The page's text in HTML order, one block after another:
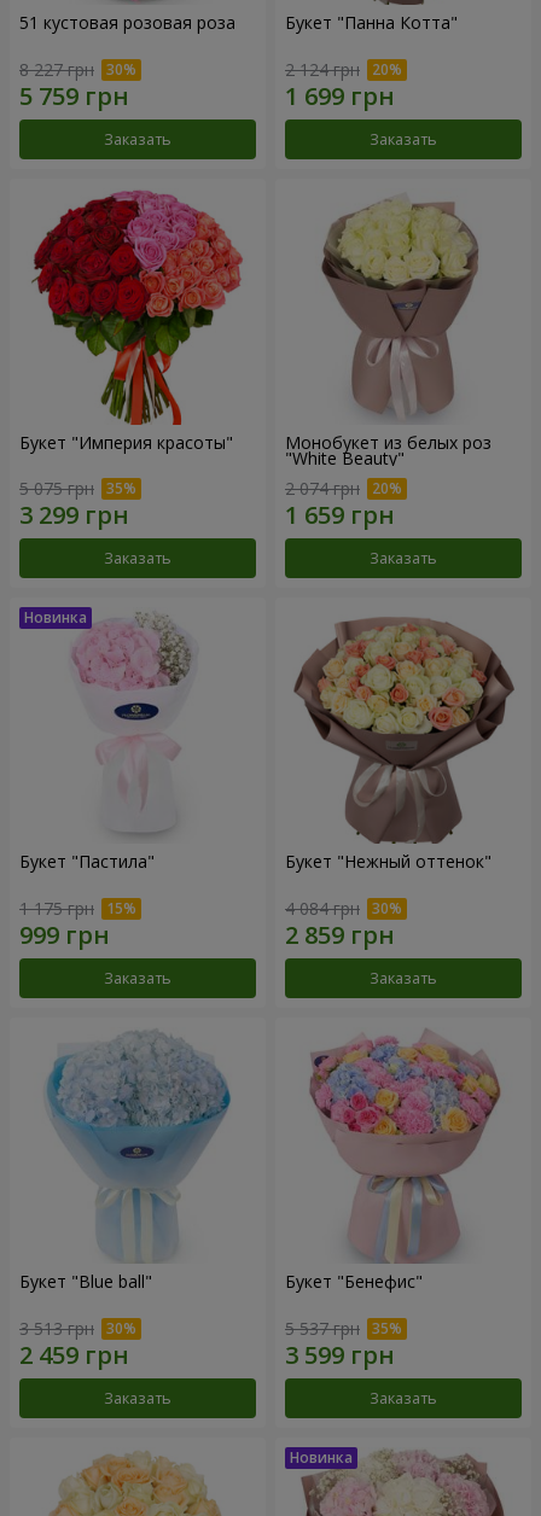
51 кустовая розовая роза
8 227 грн
Заказать
Букет "Панна Котта"
2 124 грн
Заказать
Букет "Империя красоты"
5 075 грн
Заказать
Монобукет из белых роз
"White Beauty"
2 074 грн
Заказать
Букет "Пастила"
1 175 грн
Заказать
Букет "Нежный оттенок"
4 084 грн
Заказать
Букет "Blue ball"
3 513 грн
Заказать
Букет "Бенефис"
5 537 грн
Заказать